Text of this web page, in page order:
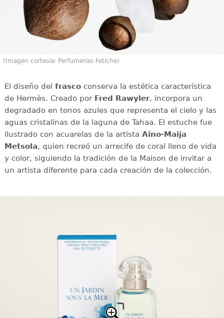
(Imagen cortesía: Perfumerías Fetiche)
El diseño del frascoconserva la estética característica
de Hermès. Creado por Fred Rawyler, incorpora un
degradado en tonos azules que representa el cielo y las
aguas cristalinas de la laguna de Tahaa. El estuche fue
ilustrado con acuarelas de la artista Aino-Maija
Metsola, quien recreó un arrecife de coral lleno de vida
y color, siguiendo la tradición de la Maison de invitar a
un artista diferente para cada creación de la colección.